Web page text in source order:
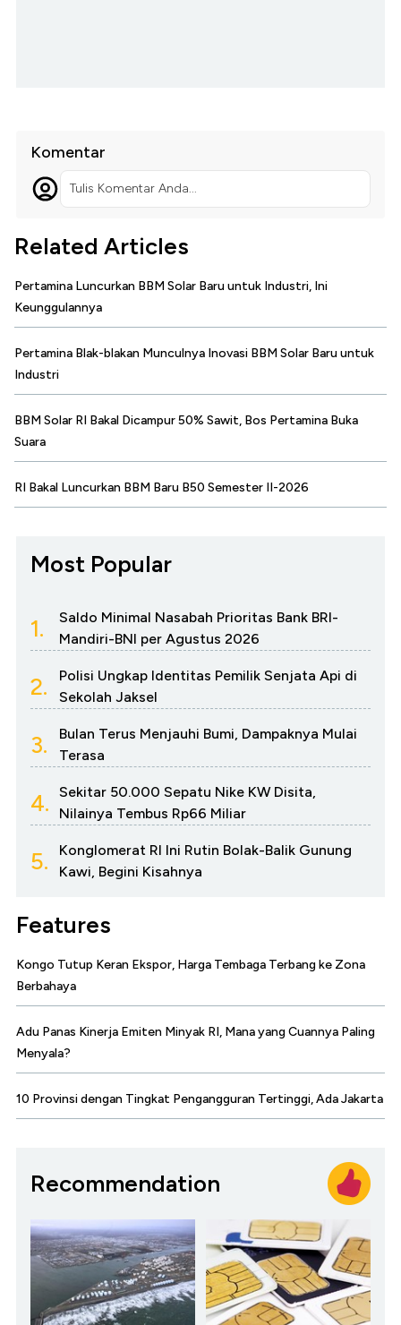
Komentar
Tulis Komentar Anda...
Related Articles
Pertamina Luncurkan BBM Solar Baru untuk Industri, Ini
Keunggulannya
Pertamina Blak-blakan Munculnya Inovasi BBM Solar Baru untuk
Industri
BBM Solar RI Bakal Dicampur 50% Sawit, Bos Pertamina Buka
Suara
RI Bakal Luncurkan BBM Baru B50 Semester II-2026
Most Popular
1.
Saldo Minimal Nasabah Prioritas Bank BRI-
Mandiri-BNI per Agustus 2026
2.
Polisi Ungkap Identitas Pemilik Senjata Api di
Sekolah Jaksel
3.
Bulan Terus Menjauhi Bumi, Dampaknya Mulai
Terasa
4.
Sekitar 50.000 Sepatu Nike KW Disita,
Nilainya Tembus Rp66 Miliar
5.
Konglomerat RI Ini Rutin Bolak-Balik Gunung
Kawi, Begini Kisahnya
Features
Kongo Tutup Keran Ekspor, Harga Tembaga Terbang ke Zona
Berbahaya
Adu Panas Kinerja Emiten Minyak RI, Mana yang Cuannya Paling
Menyala?
10 Provinsi dengan Tingkat Pengangguran Tertinggi, Ada Jakarta
Recommendation